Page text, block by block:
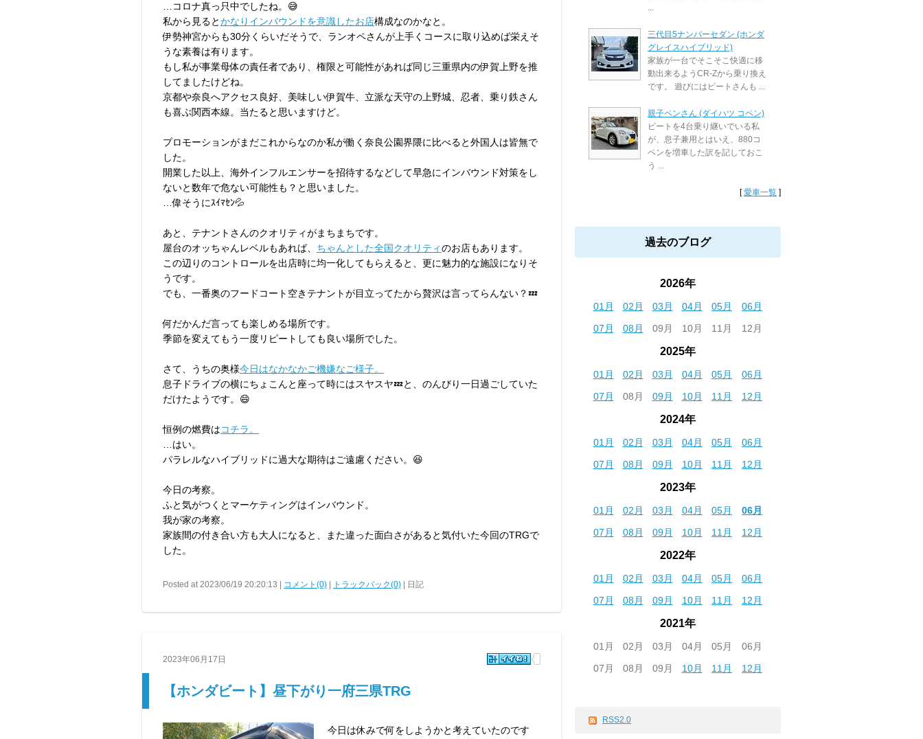
…コロナ真っ只中でしたね。😅
私から見るとかなりインバウンドを意識したお店構成なのかなと。
伊勢神宮からも30分くらいだそうで、ランオペさんが上手くコースに取り込めば栄えそ
うな素養は有ります。
もし私が事業母体の責任者であり、権限と可能性があれば同じ三重県内の伊賀上野を推
してましたけどね。
京都や奈良へアクセス良好、美味しい伊賀牛、立派な天守の上野城、忍者、乗り鉄さん
も喜ぶ関西本線。当たると思いますけど。
プロモーションがまだこれからなのか私が働く奈良公園界隈に比べると外国人は皆無で
した。
開業した以上、海外インフルエンサーを招待するなどして早急にインバウンド対策をし
ないと数年で危ない可能性も？と思いました。
…偉そうにｽｲﾏｾﾝ💦
あと、テナントさんのクオリティがまちまちです。
屋台のオッちゃんレベルもあれば、 ちゃんとした全国クオリティのお店もあります。
この辺りのコントロールを出店時に均一化してもらえると、更に魅力的な施設になりそ
うです。
でも、一番奥のフードコート空きテナントが目立ってたから贅沢は言ってらんない？💤
何だかんだ言っても楽しめる場所です。
季節を変えてもう一度リピートしても良い場所でした。
さて、うちの奥様今日はなかなかご機嫌なご様子。
息子ドライブの横にちょこんと座って時にはスヤスヤ💤と、のんびり一日過ごしていた
だけたようです。😄
恒例の燃費はコチラ。
…はい。
パラレルなハイブリッドに過大な期待はご遠慮ください。😆
今日の考察。
ふと気がつくとマーケティングはインバウンド。
我が家の考察。
家族間の付き合い方も大人になると、また違った面白さがあると気付いた今回のTRGで
した。
Posted at 2023/06/19 20:20:13 | コメント(0) トラックバック(0) | 日記
2023年06月17日
【ホンダビート】昼下がり一府三県TRG
今日は休みで何をしようかと考えていたのです
...
三代目5ナンバーセダン (ホンダ
グレイスハイブリッド)
家族が一台でそこそこ快適に移
動出来るようCR-Zから乗り換え
です。 遊びにはビートさんも ...
親子ペンさん (ダイハツ コペン)
ビートを4台乗り継いでいる私
が、息子兼用とはいえ、880コ
ペンを増車した訳を記しておこ
う ...
[愛車一覧 ]
過去のブログ
2026年
01月 02月 03月 04月 05月
06月
07月
08月 09月 10月 11月 12月
2025年
01月 02月 03月 04月 05月
06月
07月
08月 09月 10月 11月 12月
2024年
01月 02月 03月 04月 05月
06月
07月
08月 09月 10月 11月 12月
2023年
01月 02月 03月 04月 05月
06月
07月
08月 09月 10月 11月 12月
2022年
01月 02月 03月 04月 05月
06月
07月
08月 09月 10月 11月 12月
2021年
01月 02月 03月 04月 05月
06月
07月
08月 09月 10月 11月 12月
RSS2.0